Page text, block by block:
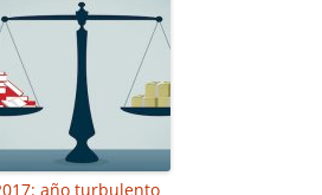
año turbulento